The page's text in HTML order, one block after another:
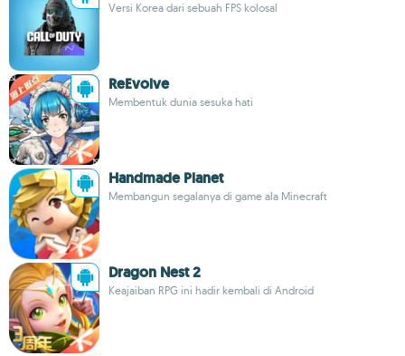
Versi Korea dari sebuah FPS kolosal
ReEvolve
Membentuk dunia sesuka hati
Handmade Planet
Membangun segalanya di game ala Minecraft
Dragon Nest 2
Keajaiban RPG ini hadir kembali di Android